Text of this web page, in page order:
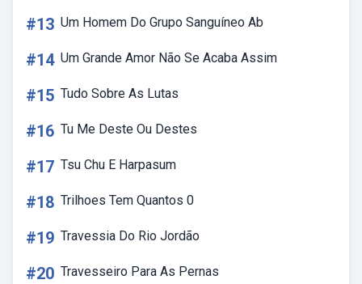
#13 Um Homem Do Grupo Sanguíneo Ab
#14 Um Grande Amor Não Se Acaba Assim
#15 Tudo Sobre As Lutas
#16 Tu Me Deste Ou Destes
#17 Tsu Chu E Harpasum
#18 Trilhoes Tem Quantos 0
#19 Travessia Do Rio Jordão
#20 Travesseiro Para As Pernas